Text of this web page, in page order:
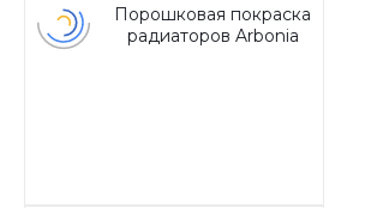
Порошковая покраска
радиаторов Arbonia